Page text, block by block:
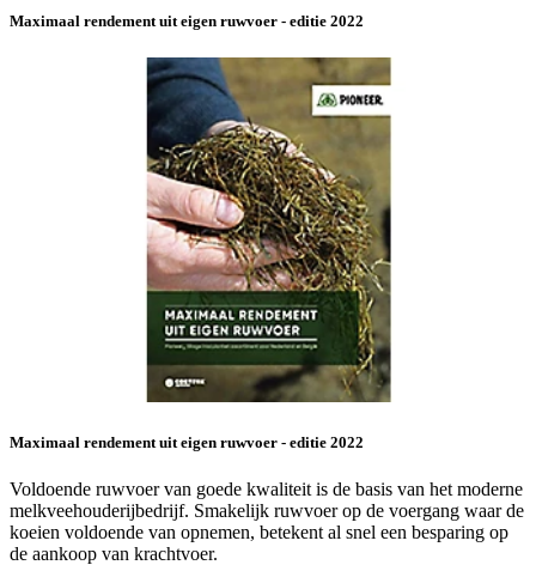
Maximaal rendement uit eigen ruwvoer - editie 2022
Maximaal rendement uit eigen ruwvoer - editie 2022
Voldoende ruwvoer van goede kwaliteit is de basis van het moderne
melkveehouderijbedrijf. Smakelijk ruwvoer op de voergang waar de
koeien voldoende van opnemen, betekent al snel een besparing op
de aankoop van krachtvoer.